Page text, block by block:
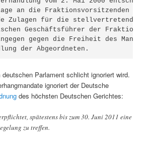
an die Fraktionsvorsitzenden
Zulagen für die stellvertretenden
Geschäftsführer der Fraktionen
gegen die Freiheit des
der Abgeordneten.
Parlament schlicht ignoriert wird.
ignoriert der Deutsche
des höchsten Deutschen Gerichtes:
spätestens bis zum 30. Juni 2011 eine
zu treffen.